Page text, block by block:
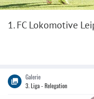
1. FC Lokomotive
Galerie
3. Liga - Relegation